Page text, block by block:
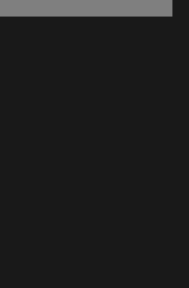
ventana)
ventana)